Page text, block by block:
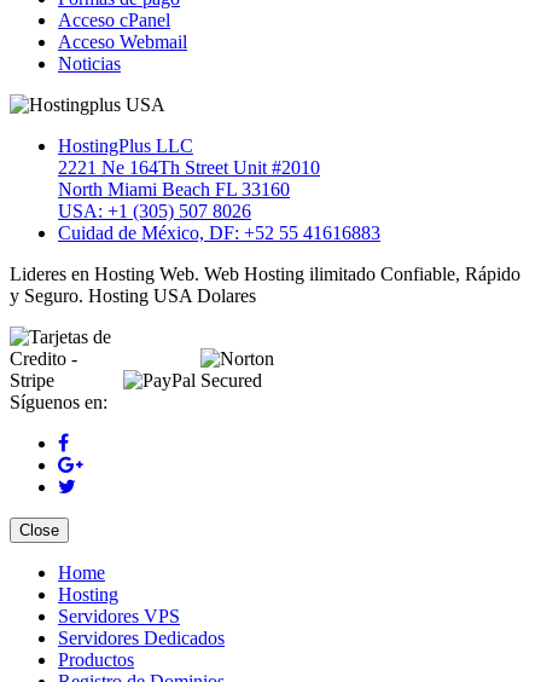
Acceso cPanel
Acceso Webmail
Noticias
HostingPlus LLC
2221 Ne 164Th Street Unit #2010
North Miami Beach FL 33160
USA: +1 (305) 507 8026
Cuidad de México, DF: +52 55 41616883
Lideres en Hosting Web. Web Hosting ilimitado Confiable, Rápido
y Seguro. Hosting USA Dolares
Síguenos en:
Close
Home
Hosting
Servidores VPS
Servidores Dedicados
Productos